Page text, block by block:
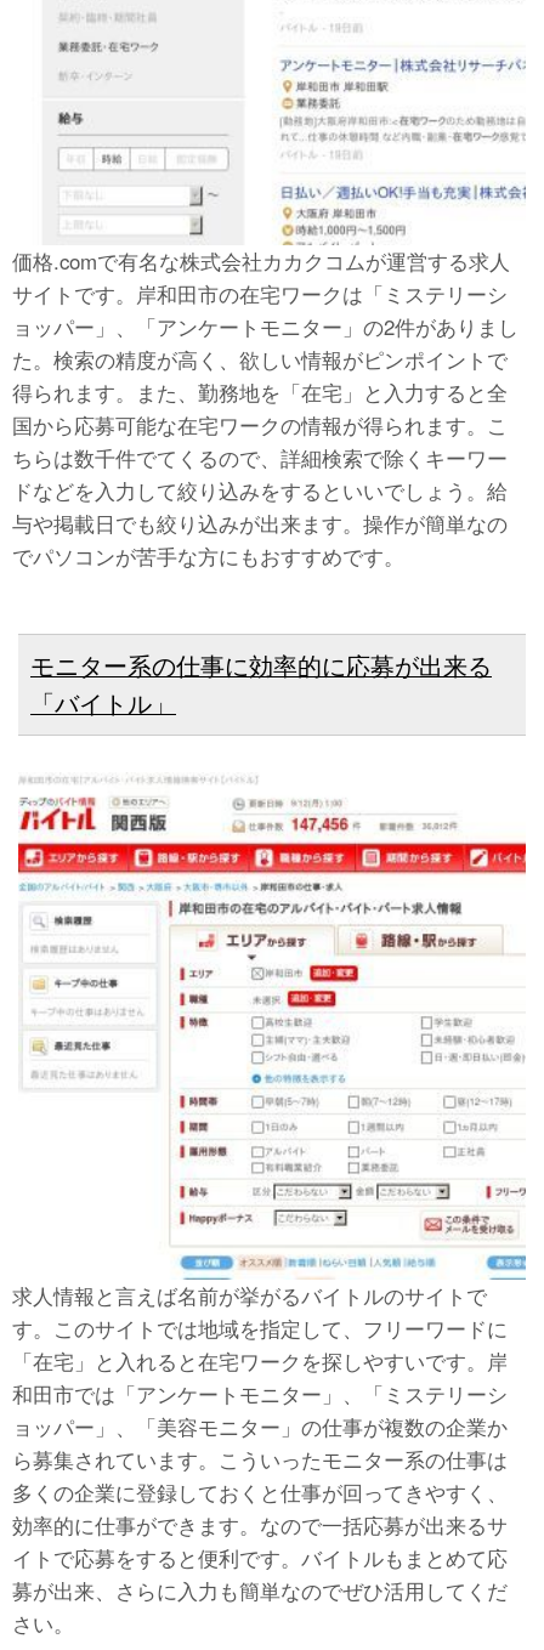
価格.comで有名な株式会社カカクコムが運営する求人
サイトです。岸和田市の在宅ワークは「ミステリーシ
ョッパー」、「アンケートモニター」の2件がありまし
た。検索の精度が高く、欲しい情報がピンポイントで
得られます。また、勤務地を「在宅」と入力すると全
国から応募可能な在宅ワークの情報が得られます。こ
ちらは数千件でてくるので、詳細検索で除くキーワー
ドなどを入力して絞り込みをするといいでしょう。給
与や掲載日でも絞り込みが出来ます。操作が簡単なの
でパソコンが苦手な方にもおすすめです。
モニター系の仕事に効率的に応募が出来る
「バイトル」
求人情報と言えば名前が挙がるバイトルのサイトで
す。このサイトでは地域を指定して、フリーワードに
「在宅」と入れると在宅ワークを探しやすいです。岸
和田市では「アンケートモニター」、「ミステリーシ
ョッパー」、「美容モニター」の仕事が複数の企業か
ら募集されています。こういったモニター系の仕事は
多くの企業に登録しておくと仕事が回ってきやすく、
効率的に仕事ができます。なので一括応募が出来るサ
イトで応募をすると便利です。バイトルもまとめて応
募が出来、さらに入力も簡単なのでぜひ活用してくだ
さい。